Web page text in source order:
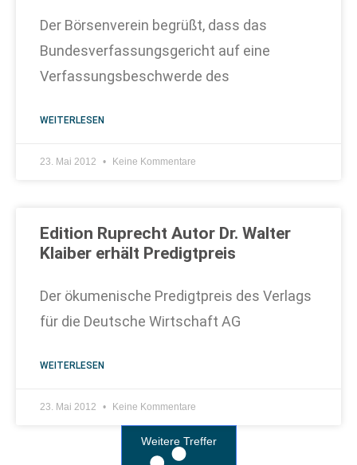
Der Börsenverein begrüßt, dass das
Bundesverfassungsgericht auf eine
Verfassungsbeschwerde des
WEITERLESEN
23. Mai 2012 Keine Kommentare
Edition Ruprecht Autor Dr. Walter
Klaiber erhält Predigtpreis
Der ökumenische Predigtpreis des Verlags
für die Deutsche Wirtschaft AG
WEITERLESEN
23. Mai 2012 Keine Kommentare
Weitere Treffer